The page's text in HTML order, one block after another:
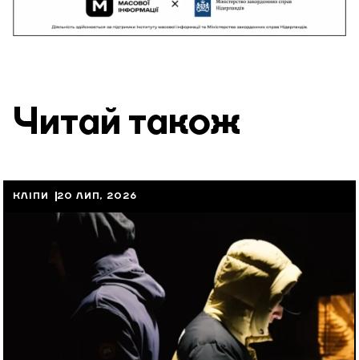
Читай також
КЛІПИ 20 ЛИП, 2026